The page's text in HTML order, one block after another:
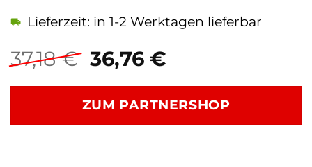
37,18€ Ursprünglicher
Preis
war:
37,18 €
36,76 €Aktueller
ist:
36,76 €.
Lieferzeit: in 1-2 Werktagen lieferbar
ZUM PARTNERSHOP